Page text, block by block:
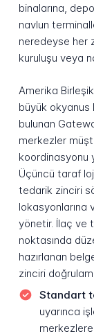
binalarına,
navlun
neredeyse her
kuruluşu veya
Amerika
büyük okyanus
bulunan
merkezler
koordinasyonu
Üçüncü taraf
tedarik zinciri
lokasyonlarına
yönetir. İlaç ve
noktasında
hazırlanan
zinciri
Standart
uyarınca